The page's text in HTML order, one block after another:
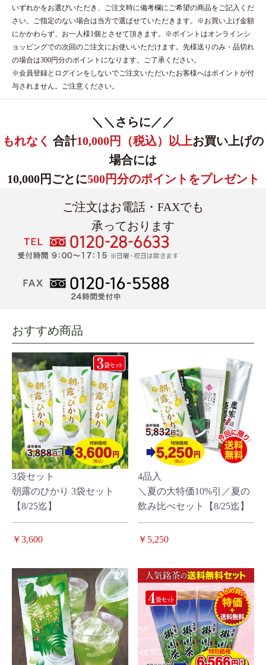
いずれかをお選びいただき、ご注文時に備考欄にご希望の商品をご記入くだ
さい。ご指定のない場合は当方で選ばせていただきます。※お買い上げ金額
にかかわらず、お一人様1個とさせて頂きます。※ポイントはオンラインシ
ョッピングでの次回のご注文にお使いいただけます。先様送りのみ・品切れ
の場合は300円分のポイントになります。ご了承ください。
※会員登録とログインをしないでご注文いただいたお客様へはポイントが付
与されません。ご注意ください。
＼＼さらに／／
もれなく 合計10,000円（税込）以上お買い上げの
場合には
10,000円ごとに500円分のポイントをプレゼント
ご注文はお電話・FAXでも
承っております
おすすめ商品
3袋セット
朝露のひかり 3袋セット
【8/25迄】
￥3,600
4品入
＼夏の大特価10%引／夏の
飲み比べセット【8/25迄】
￥5,250